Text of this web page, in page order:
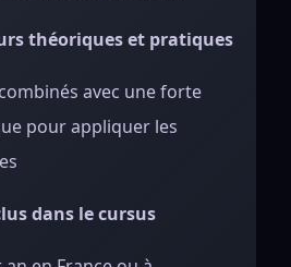
théoriques et pratiques
avec une forte
pour appliquer les
dans le cursus